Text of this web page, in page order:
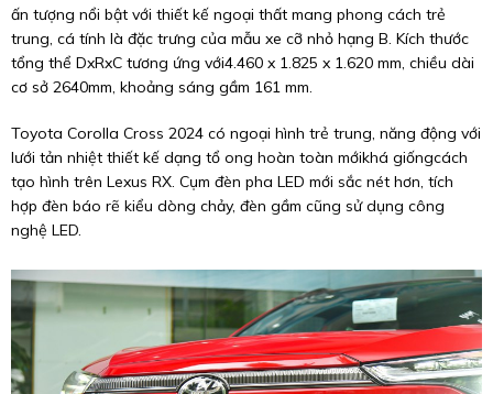
ấn tượng nổi bật với thiết kế ngoại thất mang phong cách trẻ
trung, cá tính là đặc trưng của mẫu xe cỡ nhỏ hạng B. Kích thước
tổng thể DxRxC tương ứng với4.460 x 1.825 x 1.620 mm, chiều dài
cơ sở 2640mm, khoảng sáng gầm 161 mm.
Toyota Corolla Cross 2024 có ngoại hình trẻ trung, năng động với
lưới tản nhiệt thiết kế dạng tổ ong hoàn toàn mớikhá giốngcách
tạo hình trên Lexus RX. Cụm đèn pha LED mới sắc nét hơn, tích
hợp đèn báo rẽ kiểu dòng chảy, đèn gầm cũng sử dụng công
nghệ LED.